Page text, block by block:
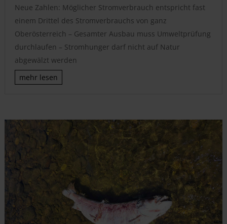
Neue Zahlen: Möglicher Stromverbrauch entspricht fast
einem Drittel des Stromverbrauchs von ganz
Oberösterreich – Gesamter Ausbau muss Umweltprüfung
durchlaufen – Stromhunger darf nicht auf Natur
abgewälzt werden
mehr lesen